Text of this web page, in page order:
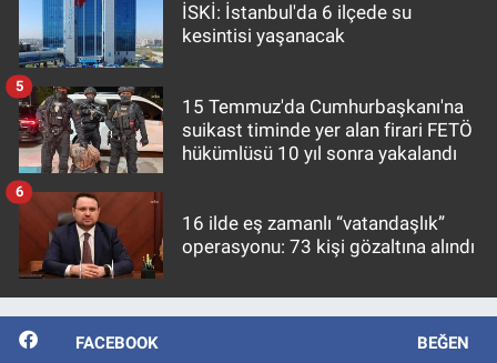
İSKİ: İstanbul'da 6 ilçede su
kesintisi yaşanacak
15 Temmuz'da Cumhurbaşkanı'na
suikast timinde yer alan firari FETÖ
hükümlüsü 10 yıl sonra yakalandı
5
16 ilde eş zamanlı “vatandaşlık”
operasyonu: 73 kişi gözaltına alındı
6
FACEBOOK BEĞEN